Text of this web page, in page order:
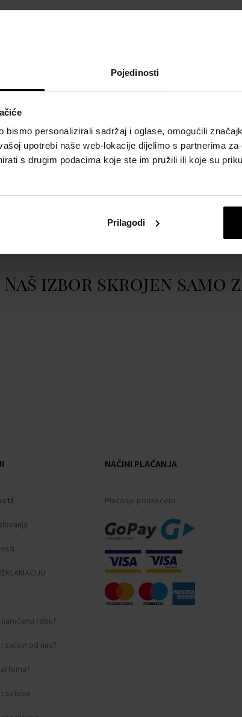
Pojedinosti
bismo personalizirali sadržaj i oglase, omogućili
upotrebi naše web-lokacije dijelimo s partnerima
s drugim podacima koje ste im pružili ili koje su
Prilagodi
Shock GM-S-Serie 40mm
kvalitetnu izradu iz
baterije u roku od 6
Casio GM-S2110B-8AER
Date, Day, Hour, Minute,
LED svjetlo
list
Prikazati cijeli opis
Naš izbor skrojen samo
robu?
satovi od nas?
satova
NAČINI PLAĆANJA
Plaćanje pouzećem